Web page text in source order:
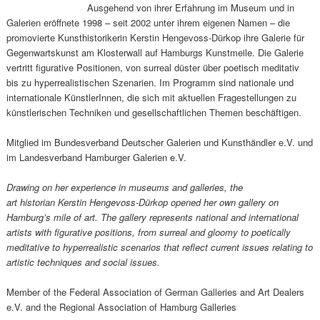
Ausgehend von ihrer Erfahrung im Museum und in
Galerien eröffnete 1998 – seit 2002 unter ihrem eigenen Namen – die
promovierte Kunsthistorikerin Kerstin Hengevoss-Dürkop ihre Galerie für
Gegenwartskunst am Klosterwall auf Hamburgs Kunstmeile. Die Galerie
vertritt figurative Positionen, von surreal düster über poetisch meditativ
bis zu hyperrealistischen Szenarien. Im Programm sind nationale und
internationale KünstlerInnen, die sich mit aktuellen Fragestellungen zu
künstlerischen Techniken und gesellschaftlichen Themen beschäftigen.
Mitglied im Bundesverband Deutscher Galerien und Kunsthändler e.V. und
im Landesverband Hamburger Galerien e.V.
Drawing on her experience in museums and galleries, the
art historian Kerstin Hengevoss-Dürkop opened her own gallery on
Hamburg’s mile of art. The gallery represents national and international
artists with figurative positions, from surreal and gloomy to poetically
meditative to hyperrealistic scenarios that reflect current issues relating to
artistic techniques and social issues.
Member of the Federal Association of German Galleries and Art Dealers
e.V. and the Regional Association of Hamburg Galleries